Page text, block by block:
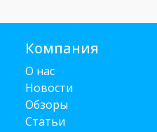
Компания
О нас
Новости
Обзоры
Статьи